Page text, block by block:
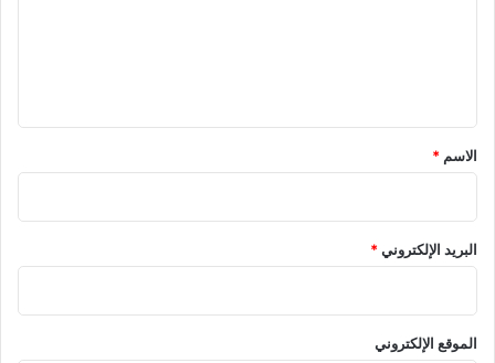
*
الاسم *
البريد الإلكتروني*
الموقع الإلكتروني